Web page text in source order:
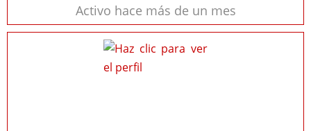
Activo hace más de un mes